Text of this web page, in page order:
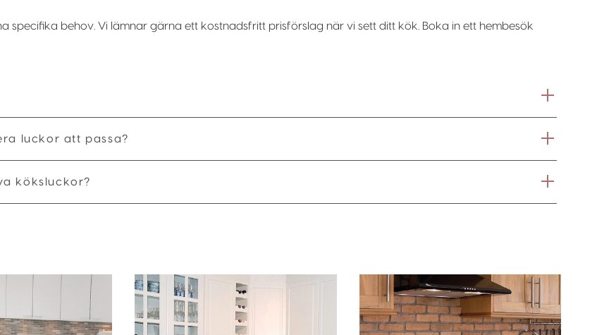
specifika behov. Vi lämnar gärna ett kostnadsfritt prisförslag när vi sett ditt kök. Boka in ett hembesök
luckor att passa?
köksluckor?